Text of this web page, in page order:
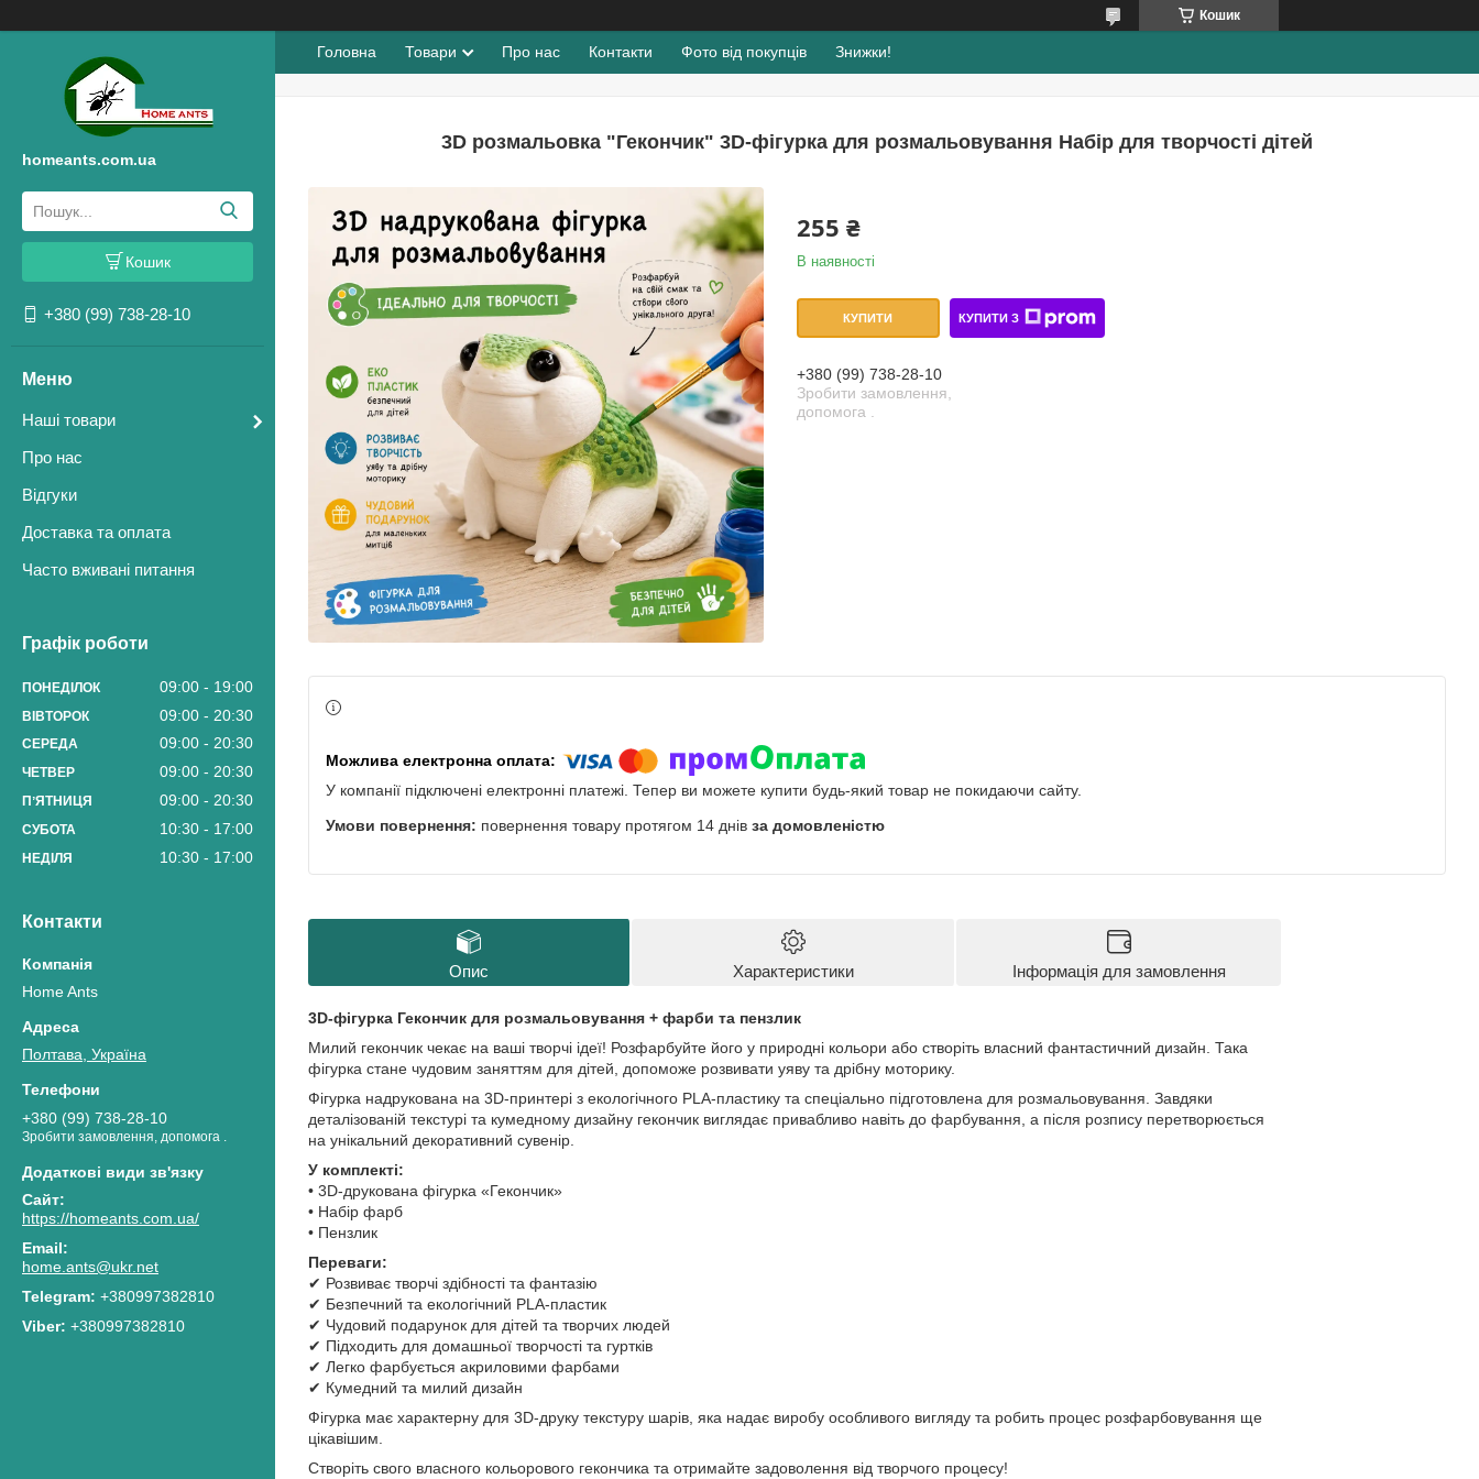
Кошик
homeants.com.ua
Кошик
+380 (99) 738-28-10
Наші товари
Про нас
Відгуки
Доставка та оплата
Часто вживані питання
Графік роботи
ПОНЕДІЛОК 09:00 19:00
ВІВТОРОК 09:00 20:30
СЕРЕДА 09:00 20:30
ЧЕТВЕР 09:00 20:30
ПʼЯТНИЦЯ 09:00 20:30
СУБОТА 10:30 17:00
НЕДІЛЯ 10:30 17:00
Контакти
Home Ants
Полтава, Україна
+380 (99) 738-28-10
Зробити замовлення, допомога .
https://homeants.com.ua/
home.ants@ukr.net
+380997382810
+380997382810
Головна Товари Про нас Контакти Фото від покупців Знижки!
3D розмальовка "Гекончик" 3D-фігурка для розмальовування Набір для творчості дітей
255 ₴
В наявності
КУПИТИ КУПИТИ З
+380 (99) 738-28-10
Зробити замовлення,
допомога .
У компанії підключені електронні платежі. Тепер ви можете купити будь-який товар не покидаючи сайту.
повернення товару протягом 14 днів за домовленістю
Опис Характеристики Інформація для замовлення
3D-фігурка Гекончик для розмальовування + фарби та пензлик
Милий гекончик чекає на ваші творчі ідеї! Розфарбуйте його у природні кольори або створіть власний фантастичний дизайн. Така
фігурка стане чудовим заняттям для дітей, допоможе розвивати уяву та дрібну моторику.
Фігурка надрукована на 3D-принтері з екологічного PLA-пластику та спеціально підготовлена для розмальовування. Завдяки
деталізованій текстурі та кумедному дизайну гекончик виглядає привабливо навіть до фарбування, а після розпису перетворюється
на унікальний декоративний сувенір.
У комплекті:
• 3D-друкована фігурка «Гекончик»
• Набір фарб
• Пензлик
Переваги:
✔ Розвиває творчі здібності та фантазію
✔ Безпечний та екологічний PLA-пластик
✔ Чудовий подарунок для дітей та творчих людей
✔ Підходить для домашньої творчості та гуртків
✔ Легко фарбується акриловими фарбами
✔ Кумедний та милий дизайн
Фігурка має характерну для 3D-друку текстуру шарів, яка надає виробу особливого вигляду та робить процес розфарбовування ще
цікавішим.
Створіть свого власного кольорового гекончика та отримайте задоволення від творчого процесу!